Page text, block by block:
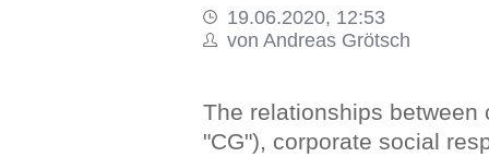
19.06.2020, 12:53
von Andreas Grötsch
The relationships between
"CG"), corporate social